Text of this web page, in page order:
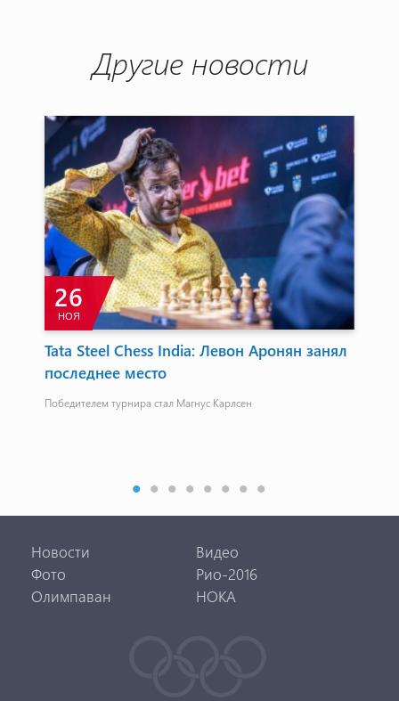
Другие новости
26
НОЯ
Tata Steel Chess India: Левон Аронян занял
последнее место
Победителем турнира стал Магнус Карлсен
Новости
Видео
Фото
Рио-2016
Олимпаван
НОКА